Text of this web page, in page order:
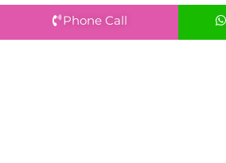
Phone Call